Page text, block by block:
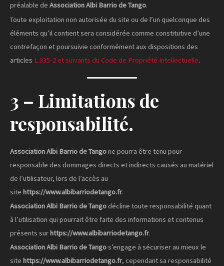
préalable de Association Albi Barrio de Tango.
Toute exploitation non autorisée du site ou de l’un quelconque des
éléments qu’il contient sera considérée comme constitutive d’une
contrefaçon et poursuivie conformément aux dispositions des
articles L.335-2 et suivants du Code de Propriété Intellectuelle.
3 – Limitations de
responsabilité.
Association Albi Barrio de Tangone pourra être tenu pour
responsable des dommages directs et indirects causés au matériel
de l’utilisateur, lors de l’accès au
site https://www.albibarriodetango.fr.
Association Albi Barrio de Tangodécline toute responsabilité quant
à l’utilisation qui pourrait être faite des informations et contenus
présents surhttps://www.albibarriodetango.fr.
Association Albi Barrio de Tangos’engage à sécuriser au mieux le
site https://www.albibarriodetango.fr, cependant sa responsabilité